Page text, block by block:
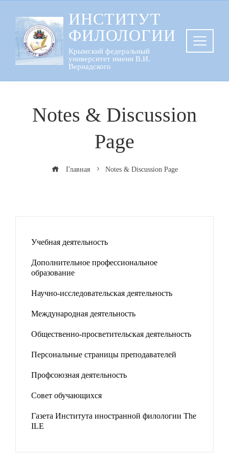
содержанию
ИНСТИТУТ
ФИЛОЛОГИИ
Крымский федеральный
университет имени В.И.
Вернадского
Notes & Discussion
Page
Главная Notes & Discussion Page
Учебная деятельность
Дополнительное профессиональное
образование
Научно-исследовательская деятельность
Международная деятельность
Общественно-просветительская деятельность
Персональные страницы преподавателей
Профсоюзная деятельность
Совет обучающихся
Газета Института иностранной филологии The
ILE